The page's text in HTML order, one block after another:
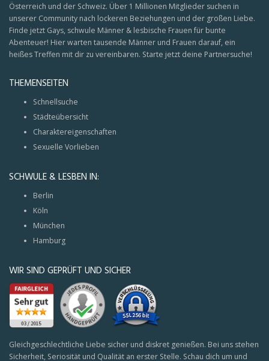
Österreich und der Schweiz. Über 1 Millionen Mitglieder suchen in
unserer Community nach lockeren Beziehungen und der großen Liebe.
Finde jetzt Gays, schwule Männer & lesbische Frauen für bunte
Abenteuer! Hier warten tausende Männer und Frauen darauf, ein
heißes Treffen mit dir zu vereinbaren. Starte jetzt deine Partnersuche!
THEMENSEITEN
Schnellsuche
Städteübersicht
Charaktereigenschaften
Sexuelle Vorlieben
SCHWULE & LESBEN IN:
Berlin
Köln
München
Hamburg
WIR SIND GEPRÜFT UND SICHER
Gleichgeschlechtliche Liebe sicher und diskret genießen. Bei uns stehen
Sicherheit, Seriosität und Qualität an erster Stelle. Schau dich um und